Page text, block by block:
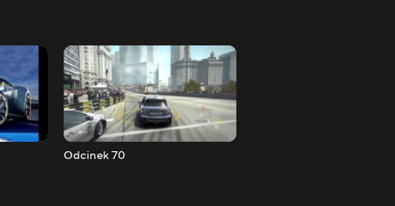
Odcinek 70